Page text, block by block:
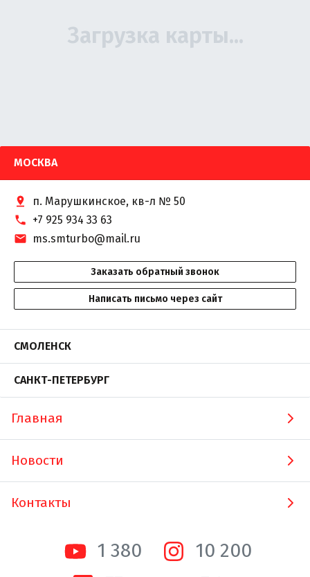
МОСКВА
п. Марушкинское, кв-л № 50
+7 925 934 33 63
ms.smturbo@mail.ru
Заказать обратный звонок
Написать письмо через сайт
СМОЛЕНСК
САНКТ-ПЕТЕРБУРГ
Главная
Новости
Контакты
1 380
10 200